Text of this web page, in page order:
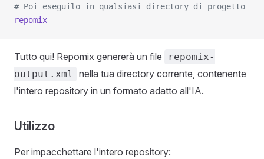
# Poi eseguilo in qualsiasi directory di progetto
repomix
Tutto qui! Repomix genererà un file
repomix-
output.xml
nella tua directory corrente, contenente
l'intero repository in un formato adatto all'IA.
Utilizzo
Per impacchettare l'intero repository: